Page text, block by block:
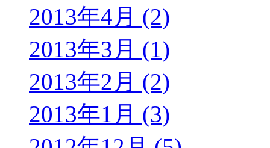
2013年4月 (2)
2013年3月 (1)
2013年2月 (2)
2013年1月 (3)